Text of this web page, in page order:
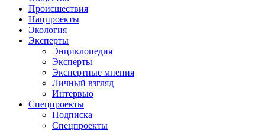
Происшествия
Нацпроекты
Экология
Эксперты
Энциклопедия
Эксперты
Экспертные мнения
Личный взгляд
Интервью
Спецпроекты
Подписка
Спецпроекты